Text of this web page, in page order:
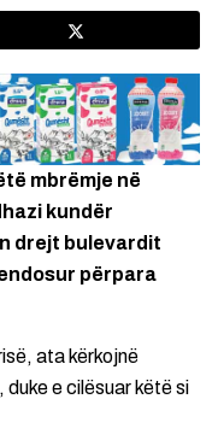
mbrëmje në
kundër
drejt bulevardit
përpara
ata kërkojnë
e cilësuar këtë si